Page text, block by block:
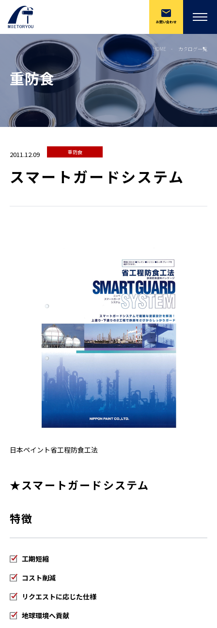
お問い合わせ
HOME カタログ一覧
重防食
2011.12.09 重防食
スマートガードシステム
日本ペイント省工程防食工法
★スマートガードシステム
特徴
工期短縮
コスト削減
リクエストに応じた仕様
地球環境へ貢献